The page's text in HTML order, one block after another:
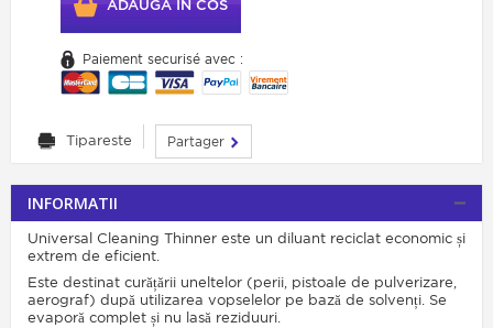
ADAUGA IN COS
Paiement securisé avec :
Tipareste Partager
INFORMATII
Universal Cleaning Thinner este un diluant reciclat economic și
extrem de eficient.
Este destinat curățării uneltelor (perii, pistoale de pulverizare,
aerograf) după utilizarea vopselelor pe bază de solvenți. Se
evaporă complet și nu lasă reziduuri.